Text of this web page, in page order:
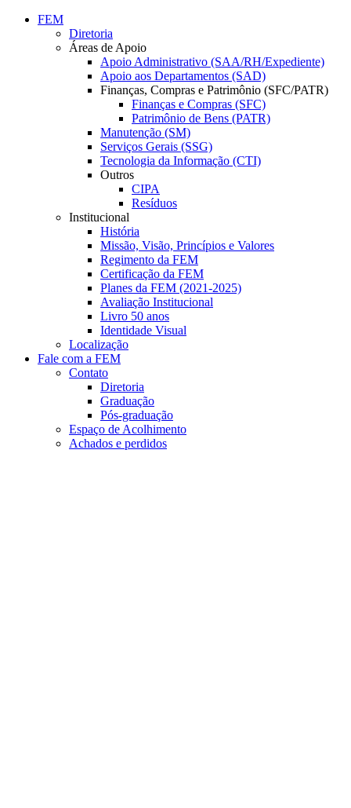
Conteúdo principal
FEM
Diretoria
Áreas de Apoio
Apoio Administrativo (SAA/RH/Expediente)
Apoio aos Departamentos (SAD)
Finanças, Compras e Patrimônio (SFC/PATR)
Finanças e Compras (SFC)
Patrimônio de Bens (PATR)
Manutenção (SM)
Serviços Gerais (SSG)
Tecnologia da Informação (CTI)
Outros
CIPA
Resíduos
Institucional
História
Missão, Visão, Princípios e Valores
Regimento da FEM
Certificação da FEM
Planes da FEM (2021-2025)
Avaliação Institucional
Livro 50 anos
Identidade Visual
Localização
Fale com a FEM
Contato
Diretoria
Graduação
Pós-graduação
Espaço de Acolhimento
Achados e perdidos